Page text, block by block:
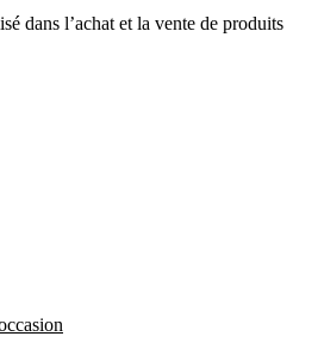
dans l’achat et la vente de produits